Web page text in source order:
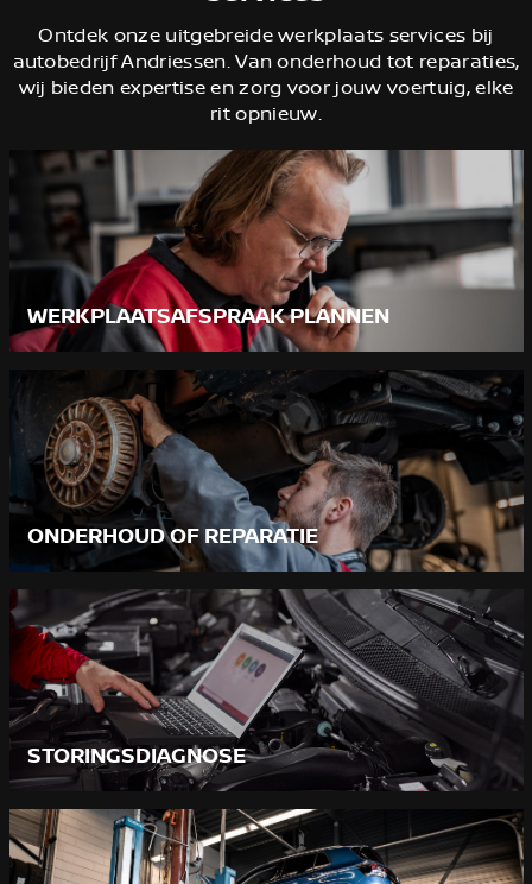
Ontdek onze uitgebreide werkplaats services bij
autobedrijf Andriessen. Van onderhoud tot reparaties,
wij bieden expertise en zorg voor jouw voertuig, elke
rit opnieuw.
WERKPLAATSAFSPRAAK PLANNEN
ONDERHOUD OF REPARATIE
STORINGSDIAGNOSE